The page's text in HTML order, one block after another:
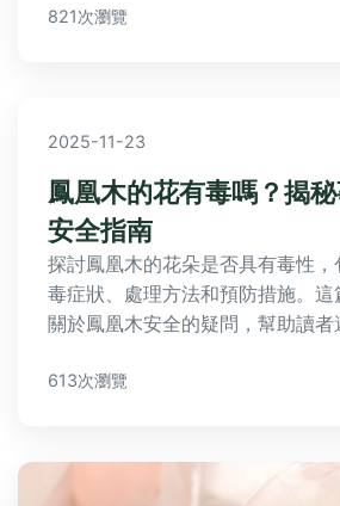
括如何選擇適合的曼陀羅花顏色
821次瀏覽
2025-11-23
鳳凰木的花有毒嗎？揭
安全指南
探討鳳凰木的花朵是否具有毒性，
毒症狀、處理方法和預防措施。
關於鳳凰木安全的疑問，幫助讀者
意外誤食的應對細節。
613次瀏覽